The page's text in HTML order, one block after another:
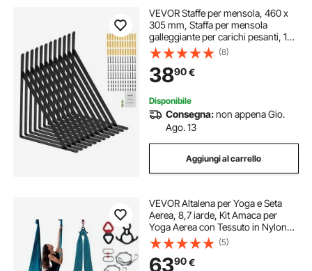
VEVOR Staffe per mensola, 460 x
305 mm, Staffa per mensola
galleggiante per carichi pesanti, 12
pezzi, Staffa per mensola
triangolare nera opaca spessa 3
mm, Acciaio con capacità carico
72,6kg
(8)
3890€
Disponibile
Consegna:non appena Gio.
Ago. 13
Aggiungi al carrello
VEVOR Altalena per Yoga e Seta
Aerea, 8,7 iarde, Kit Amaca per
Yoga Aerea con Tessuto in Nylon
da 100 g/m², Hardware Completo
per L'attrezzatura e Guida di
Installazione Facile, Verde
(5)
6390€